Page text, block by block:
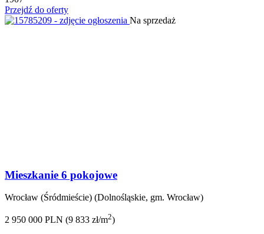
Przejdź do oferty
Na sprzedaż
Mieszkanie 6 pokojowe
Wrocław (Śródmieście) (Dolnośląskie, gm. Wrocław)
2 950 000 PLN (9 833 zł/m2)